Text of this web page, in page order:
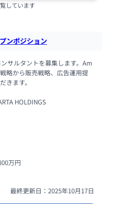
しています
ンポジション
サルタントを募集します。Am
略から販売戦略、広告運用提
きます。
HOLDINGS
万円
最終更新日：2025年10月17日